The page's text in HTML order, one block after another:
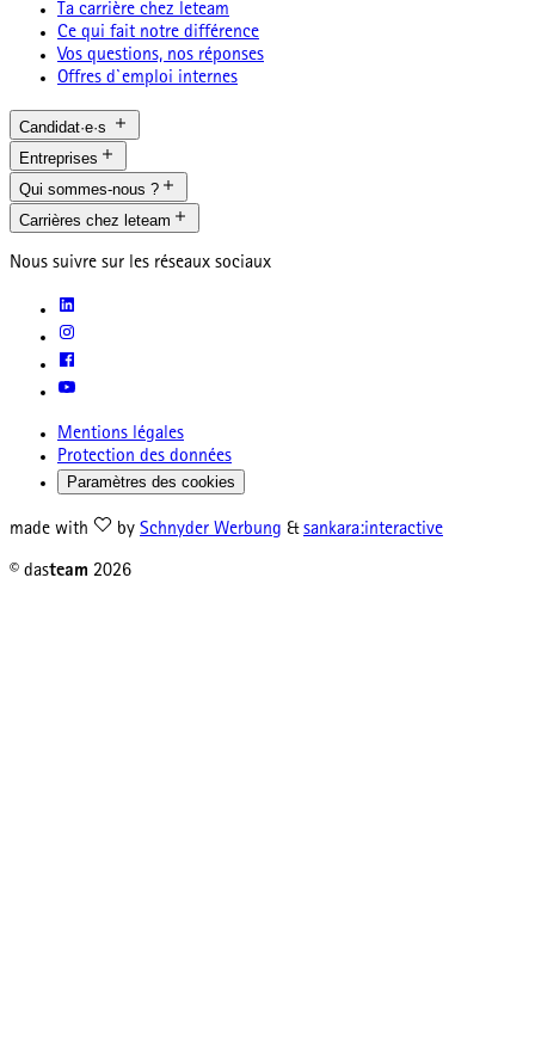
Ta carrière chez leteam
Ce qui fait notre différence
Vos questions, nos réponses
Offres d`emploi internes
Candidat·e·s
Entreprises
Qui sommes-nous ?
Carrières chez leteam
Nous suivre sur les réseaux sociaux
Mentions légales
Protection des données
Paramètres des cookies
made with by Schnyder Werbung & sankara:interactive
© dasteam 2026